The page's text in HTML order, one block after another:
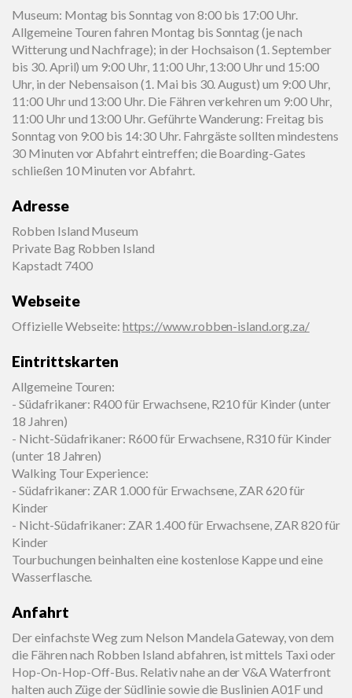
Museum: Montag bis Sonntag von 8:00 bis 17:00 Uhr.
Allgemeine Touren fahren Montag bis Sonntag (je nach
Witterung und Nachfrage); in der Hochsaison (1. September
bis 30. April) um 9:00 Uhr, 11:00 Uhr, 13:00 Uhr und 15:00
Uhr, in der Nebensaison (1. Mai bis 30. August) um 9:00 Uhr,
11:00 Uhr und 13:00 Uhr. Die Fähren verkehren um 9:00 Uhr,
11:00 Uhr und 13:00 Uhr. Geführte Wanderung: Freitag bis
Sonntag von 9:00 bis 14:30 Uhr. Fahrgäste sollten mindestens
30 Minuten vor Abfahrt eintreffen; die Boarding-Gates
schließen 10 Minuten vor Abfahrt.
Adresse
Robben Island Museum
Private Bag Robben Island
Kapstadt 7400
Webseite
Offizielle Webseite:https://www.robben-island.org.za/
Eintrittskarten
Allgemeine Touren:
- Südafrikaner: R400 für Erwachsene, R210 für Kinder (unter
18 Jahren)
- Nicht-Südafrikaner: R600 für Erwachsene, R310 für Kinder
(unter 18 Jahren)
Walking Tour Experience:
- Südafrikaner: ZAR 1.000 für Erwachsene, ZAR 620 für
Kinder
- Nicht-Südafrikaner: ZAR 1.400 für Erwachsene, ZAR 820 für
Kinder
Tourbuchungen beinhalten eine kostenlose Kappe und eine
Wasserflasche.
Anfahrt
Der einfachste Weg zum Nelson Mandela Gateway, von dem
die Fähren nach Robben Island abfahren, ist mittels Taxi oder
Hop-On-Hop-Off-Bus. Relativ nahe an der V&A Waterfront
halten auch Züge der Südlinie sowie die Buslinien A01F und